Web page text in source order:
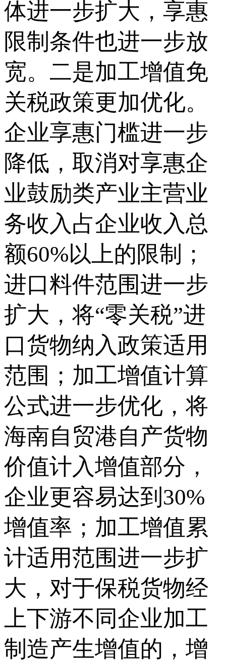
体进一步扩大，享惠
限制条件也进一步放
宽。二是加工增值免
关税政策更加优化。
企业享惠门槛进一步
降低，取消对享惠企
业鼓励类产业主营业
务收入占企业收入总
额60%以上的限制；
进口料件范围进一步
扩大，将“零关税”进
口货物纳入政策适用
范围；加工增值计算
公式进一步优化，将
海南自贸港自产货物
价值计入增值部分，
企业更容易达到30%
增值率；加工增值累
计适用范围进一步扩
大，对于保税货物经
上下游不同企业加工
制造产生增值的，增